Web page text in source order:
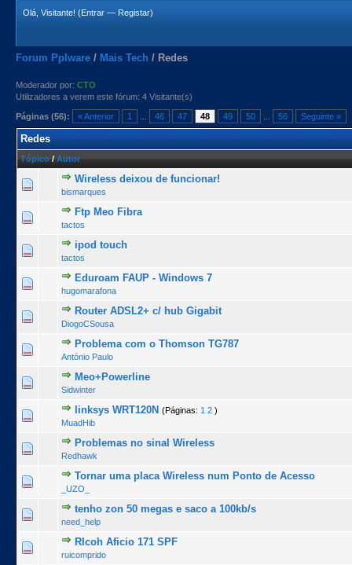
Olá, Visitante! (Entrar — Registar)
Forum Pplware / Mais Tech / Redes
Moderador por: CTO
Utilizadores a verem este fórum: 4 Visitante(s)
Páginas (56): « Anterior 1 46 47 48 49 50 56 Seguinte »
Redes
Tópico/Autor
Wireless deixou de funcionar!
bismarques
0 Voto(s) - 0 de 5 na totalidade
12 345
Ftp Meo Fibra
tactos
1 Voto(s) - 2 de 5 na totalidade
ipod touch
tactos
0 Voto(s) - 0 de 5 na totalidade
Eduroam FAUP - Windows 7
hugomarafona
0 Voto(s) - 0 de 5 na totalidade
12345
Router ADSL2+ c/ hub Gigabit
DiogoCSousa
0 Voto(s) - 0 de 5 na totalidade
1 2345
Problema com o Thomson TG787
António Paulo
0 Voto(s) - 0 de 5 na totalidade
1 2345
Meo+Powerline
Sidwinter
0 Voto(s) - 0 de 5 na totalidade
linksys WRT120N (Páginas: 1 2 )
MuadHib
0 Voto(s) - 0 de 5 na totalidade
12 345
Problemas no sinal Wireless
Redhawk
0 Voto(s) - 0 de 5 na totalidade
12 345
Tornar uma placa Wireless num Ponto de Acesso
_UZO_
0 Voto(s) - 0 de 5 na totalidade
1 2345
tenho zon 50 megas e saco a 100kb/s
need_help
0 Voto(s) - 0 de 5 na totalidade
123 4 5
RIcoh Aficio 171 SPF
ruicomprido
1 Voto(s) - 5 de 5 na totalidade
12 3